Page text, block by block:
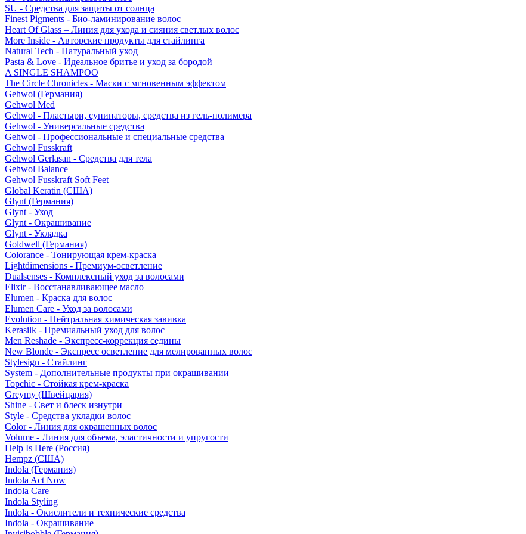
SU - Средства для защиты от солнца
Finest Pigments - Био-ламинирование волос
Heart Of Glass – Линия для ухода и сияния светлых волос
More Inside - Авторские продукты для стайлинга
Natural Tech - Натуральный уход
Pasta & Love - Идеальное бритье и уход за бородой
A SINGLE SHAMPOO
The Circle Chronicles - Маски с мгновенным эффектом
Gehwol (Германия)
Gehwol Med
Gehwol - Пластыри, супинаторы, средства из гель-полимера
Gehwol - Универсальные средства
Gehwol - Профессиональные и специальные средства
Gehwol Fusskraft
Gehwol Gerlasan - Средства для тела
Gehwol Balance
Gehwol Fusskraft Soft Feet
Global Keratin (США)
Glynt (Германия)
Glynt - Уход
Glynt - Окрашивание
Glynt - Укладка
Goldwell (Германия)
Colorance - Тонирующая крем-краска
Lightdimensions - Премиум-осветление
Dualsenses - Комплексный уход за волосами
Elixir - Восстанавливающее масло
Elumen - Краска для волос
Elumen Care - Уход за волосами
Evolution - Нейтральная химическая завивка
Kerasilk - Премиальный уход для волос
Men Reshade - Экспресс-коррекция седины
New Blonde - Экспресс осветление для мелированных волос
Stylesign - Стайлинг
System - Дополнительные продукты при окрашивании
Topchic - Стойкая крем-краска
Greymy (Швейцария)
Shine - Свет и блеск изнутри
Style - Средства укладки волос
Color - Линия для окрашенных волос
Volume - Линия для объема, эластичности и упругости
Help Is Here (Россия)
Hempz (США)
Indola (Германия)
Indola Act Now
Indola Care
Indola Styling
Indola - Окислители и технические средства
Indola - Окрашивание